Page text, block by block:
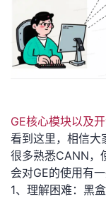
GE核心模块以及
看到这里，相信大
很多熟悉CANN，
会对GE的使用有
1、 理解困难 ： 黑